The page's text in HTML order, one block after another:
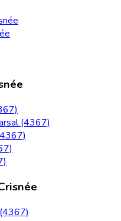
(4367)